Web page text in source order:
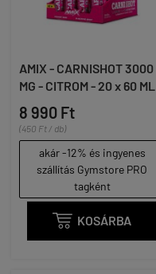
AMIX - CARNISHOT 3000
MG - CITROM - 20 x 60 ML
8 990 Ft
(450 Ft / db)
akár -12% és ingyenes
szállítás Gymstore PRO
tagként
 KOSÁRBA